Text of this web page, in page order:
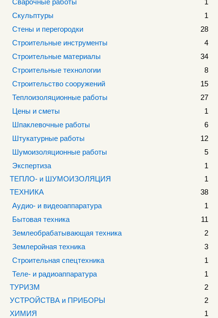
Сварочные работы
1
Скульптуры
1
Стены и перегородки
28
Строительные инструменты
4
Строительные материалы
34
Строительные технологии
8
Строительство сооружений
15
Теплоизоляционные работы
27
Цены и сметы
1
Шпаклевочные работы
6
Штукатурные работы
12
Шумоизоляционные работы
5
Экспертиза
1
ТЕПЛО- и ШУМОИЗОЛЯЦИЯ
1
ТЕХНИКА
38
Аудио- и видеоаппаратура
1
Бытовая техника
11
Землеобрабатывающая техника
2
Землеройная техника
3
Строительная спецтехника
1
Теле- и радиоаппаратура
1
ТУРИЗМ
2
УСТРОЙСТВА и ПРИБОРЫ
2
ХИМИЯ
1